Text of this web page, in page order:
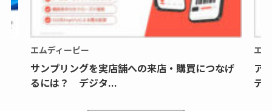
エムディーピー
サンプリングを実店舗への来店・購買につなげ
るには？ デジタ...
エ
ア
デ